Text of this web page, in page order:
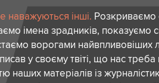
інші. Розкриваємо
імена зрадників, показуємо
ворогами найвпливовіших
у своєму твіті, що нас треба
наших матеріалів із